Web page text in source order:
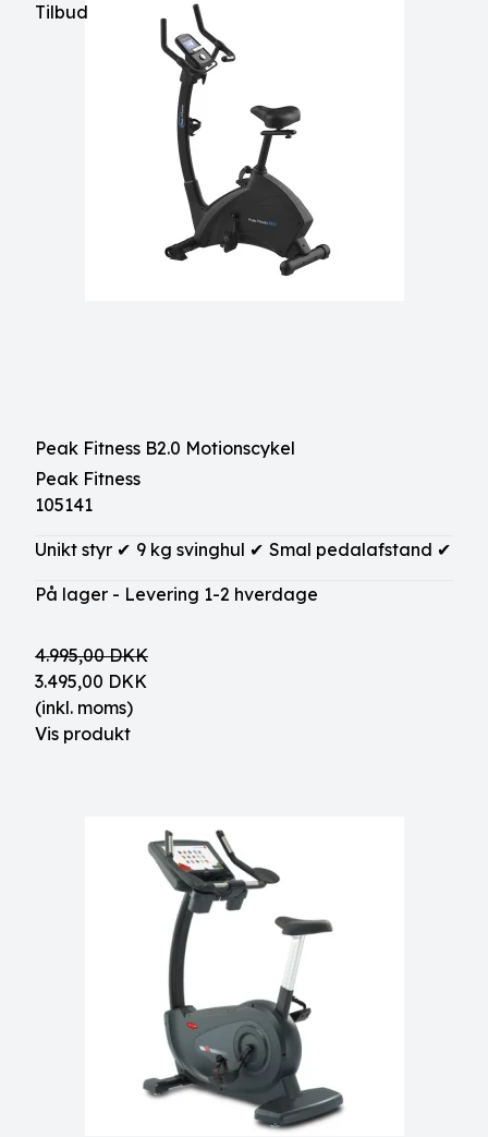
Tilbud
Peak Fitness B2.0 Motionscykel
Peak Fitness
105141
Unikt styr ✔ 9 kg svinghul ✔ Smal pedalafstand ✔
På lager - Levering 1-2 hverdage
4.995,00 DKK
3.495,00 DKK
(inkl. moms)
Vis produkt